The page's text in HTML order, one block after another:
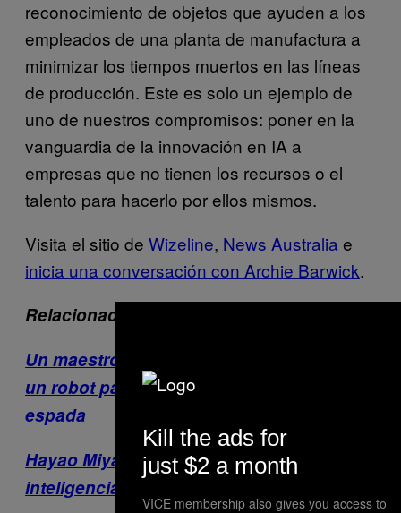
reconocimiento de objetos que ayuden a los
empleados de una planta de manufactura a
minimizar los tiempos muertos en las líneas
de producción. Este es solo un ejemplo de
uno de nuestros compromisos: poner en la
vanguardia de la innovación en IA a
empresas que no tienen los recursos o el
talento para hacerlo por ellos mismos.
Visita el sitio de Wizeline, News Australia e
inicia una conversación con Archie Barwick.
Relacionados:
Un maestro espadachín compitió contra
un robot para probar su maestría con la
espada
Hayao Miyazaki explota contra la
inteligencia artificial en una entrevista
Kill the ads for
just $2 a month
VICE membership also gives you access to